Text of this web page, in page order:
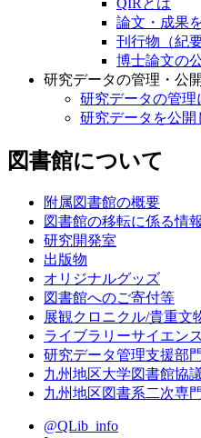
論文・成果
刊行物（紀
博士論文の
研究データの管理・公開
研究データの管
研究データを公開
図書館について
附属図書館の概要
図書館の移転に係る情報
研究開発室
出版物
オリジナルグッズ
図書館へのご寄付等
展観クロニクル/貴重文
ライブラリーサイエン
研究データ管理支援部門
九州地区大学図書館協
九州地区図書系二次専
@QLib_info